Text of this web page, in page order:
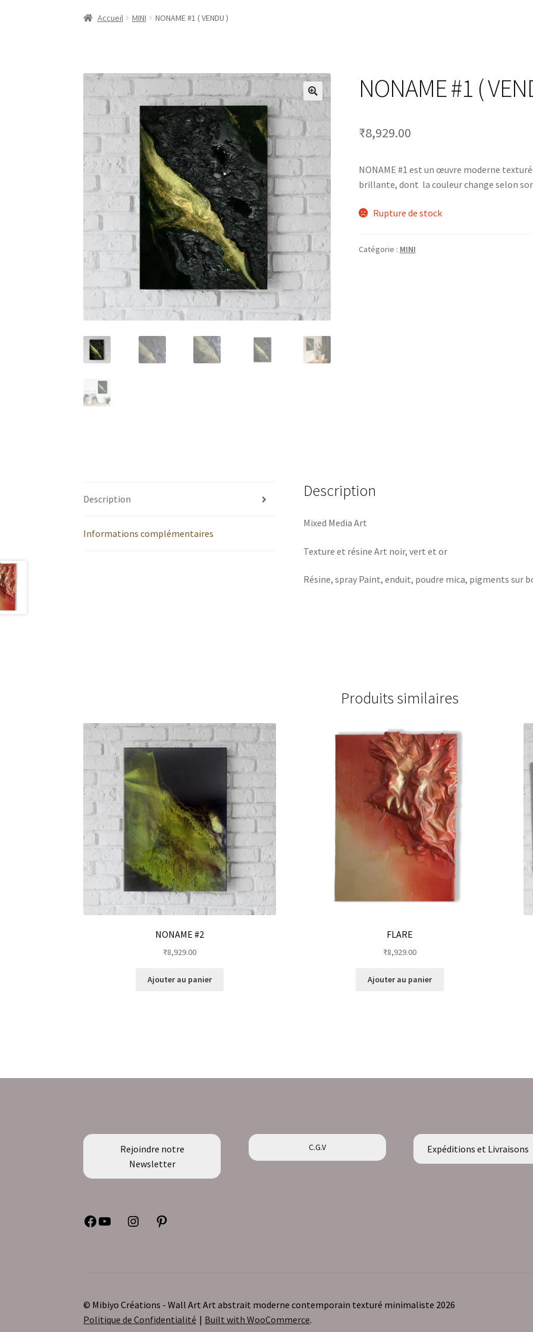
Accueil MINI NONAME #1 ( VENDU )
🔍
NONAME #1 (
₹8,929.00
NONAME #1 est un œuvre moderne
brillante, dont la couleur change selon
Rupture de stock
Catégorie : MINI
Description
Informations complémentaires
Description
Mixed Media Art
Texture et résine Art noir, vert et or
Résine, spray Paint, enduit, poudre mica, pigments sur
Produits similaires
NONAME #2
₹8,929.00
Ajouter au panier
FLARE
₹8,929.00
Ajouter au panier
Rejoindre notre
Newsletter
Facebook
YouTubeInstagramPinterest
C.G.V Expéditions et Livraisons
© Mibiyo Créations - Wall Art Art abstrait moderne contemporain texturé minimaliste 2026
Politique de Confidentialité
Built with WooCommerce.